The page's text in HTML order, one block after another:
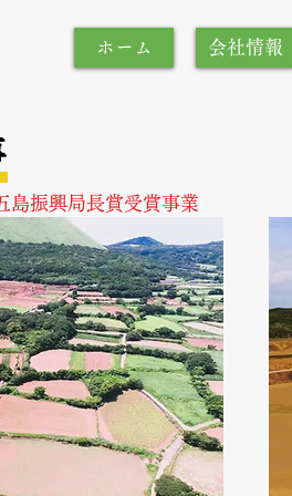
ホーム 会社情報
島振興局長賞受賞事業